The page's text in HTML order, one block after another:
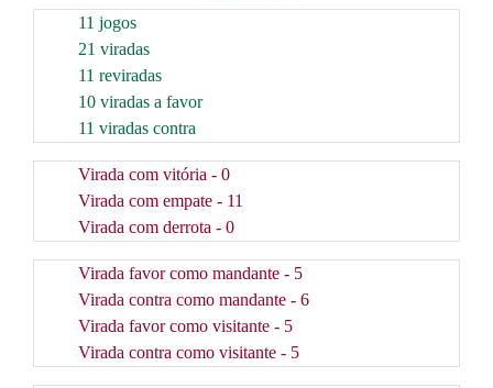
11 jogos
21 viradas
11 reviradas
10 viradas a favor
11 viradas contra
Virada com vitória - 0
Virada com empate - 11
Virada com derrota - 0
Virada favor como mandante - 5
Virada contra como mandante - 6
Virada favor como visitante - 5
Virada contra como visitante - 5